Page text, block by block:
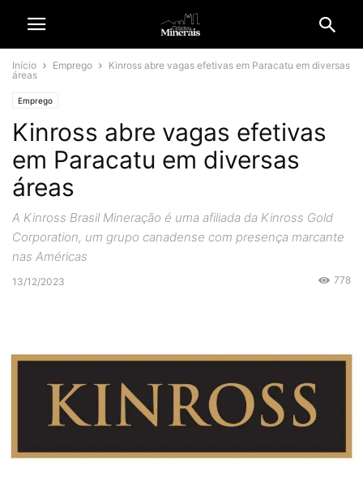
Início Emprego
Kinross abre vagas efetivas em Paracatu em diversas
áreas
Emprego
Kinross abre vagas efetivas
em Paracatu em diversas
áreas
A Kinross Brasil Mineração é uma afiliada da Kinross Gold
Corporation, um grupo canadense com presença marcante
nas Américas
13/12/2023 778